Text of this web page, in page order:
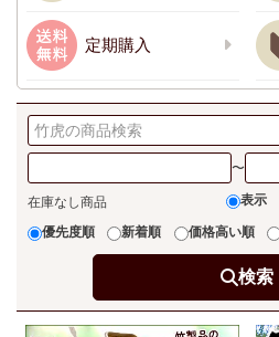
定期購入
〜
在庫なし商品 表示
優先度順 新着順 価格高い順
検索